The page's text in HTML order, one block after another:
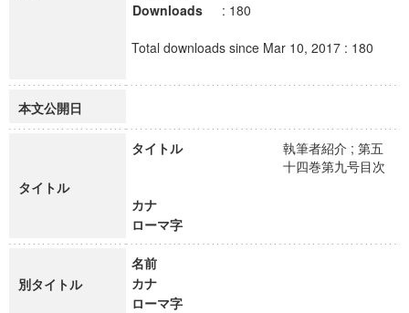
Downloads
: 180
Total downloads since Mar 10, 2017 : 180
本文公開日
タイトル
タイトル
執筆者紹介 ; 第五
十四巻第九号目次
カナ
ローマ字
別タイトル
名前
カナ
ローマ字